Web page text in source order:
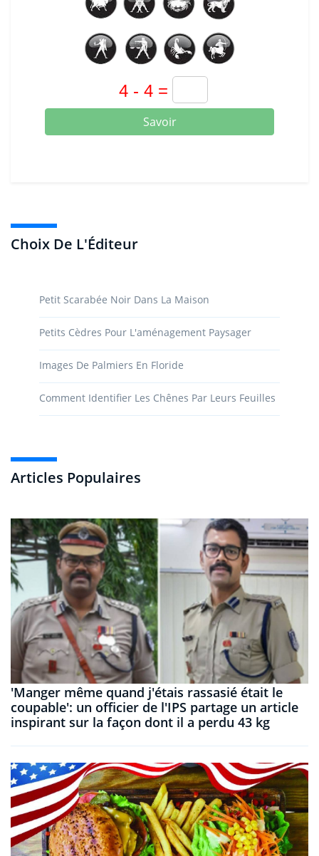
Savoir
Choix De L'Éditeur
Petit Scarabée Noir Dans La Maison
Petits Cèdres Pour L'aménagement Paysager
Images De Palmiers En Floride
Comment Identifier Les Chênes Par Leurs Feuilles
Articles Populaires
'Manger même quand j'étais rassasié était le
coupable': un officier de l'IPS partage un article
inspirant sur la façon dont il a perdu 43 kg